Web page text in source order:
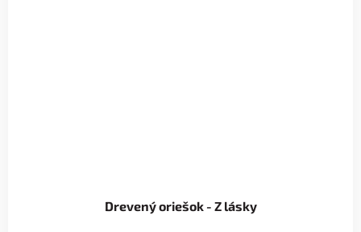
Drevený oriešok - Z lásky